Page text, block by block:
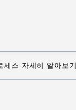
세스 자세히 알아보기